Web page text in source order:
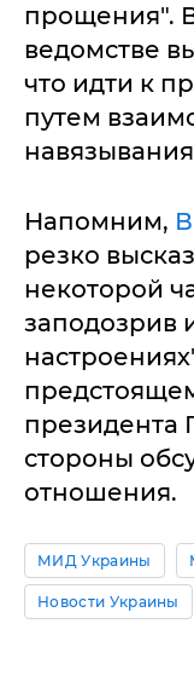
прощения".
ведомстве
что идти к
путем
Напомним,
резко
некоторой
заподозрив
президента
стороны
отношения.
МИД Украины
Новости Украины